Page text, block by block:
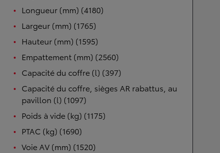
Longueur (mm) (4180)
Largeur (mm) (1765)
Hauteur (mm) (1595)
Empattement (mm) (2560)
Capacité du coffre (l) (397)
Capacité du coffre, sièges AR rabattus, au
pavillon (l) (1097)
Poids à vide (kg) (1175)
PTAC (kg) (1690)
Voie AV (mm) (1520)